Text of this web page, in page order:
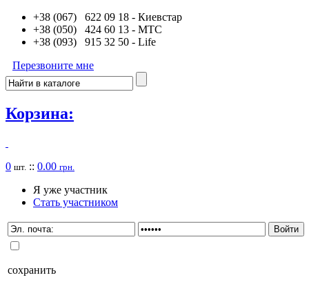
+38 (067) 622 09 18 - Киевстар
+38 (050) 424 60 13 - MTC
+38 (093) 915 32 50 - Life
Перезвоните мне
Корзина:
0 шт. :: 0.00 грн.
Я уже участник
Стать участником
сохранить